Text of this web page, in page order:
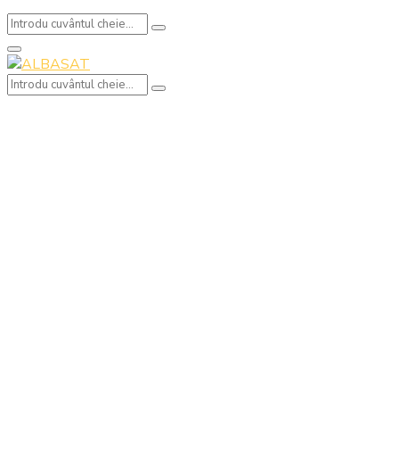
Search
for:
Search
Primary
Menu
Search
Search